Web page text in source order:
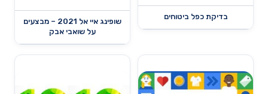
בדיקת כפל ביטוחים
שופינג איי אל 2021 – מבצעים
על שואבי אבק